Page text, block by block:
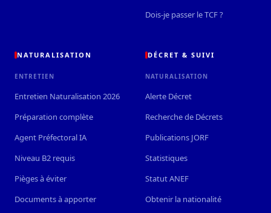
Dois-je passer le TCF ?
NATURALISATION
ENTRETIEN
Entretien Naturalisation 2026
Préparation complète
Agent Préfectoral IA
Niveau B2 requis
Pièges à éviter
Documents à apporter
DÉCRET & SUIVI
NATURALISATION
Alerte Décret
Recherche de Décrets
Publications JORF
Statistiques
Statut ANEF
Obtenir la nationalité